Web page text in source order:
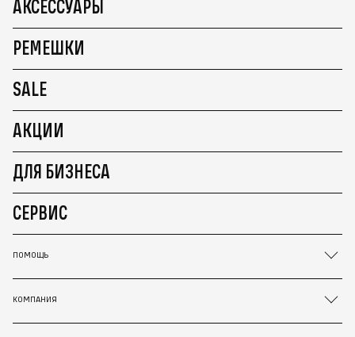
АКСЕССУАРЫ
РЕМЕШКИ
SALE
АКЦИИ
ДЛЯ БИЗНЕСА
СЕРВИС
ПОМОЩЬ
КОМПАНИЯ